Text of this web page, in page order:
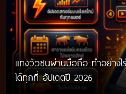
แทงวัวชนผ่านมือถือ ทำอย่างไ
ได้ทุกที่ อัปเดตปี 2026